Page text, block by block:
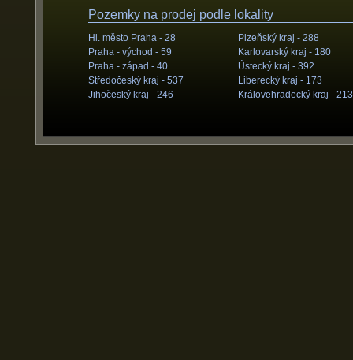
Pozemky na prodej podle lokality
Hl. město Praha - 28
Praha - východ - 59
Praha - západ - 40
Středočeský kraj - 537
Jihočeský kraj - 246
Plzeňský kraj - 288
Karlovarský kraj - 180
Ústecký kraj - 392
Liberecký kraj - 173
Královehradecký kraj - 213